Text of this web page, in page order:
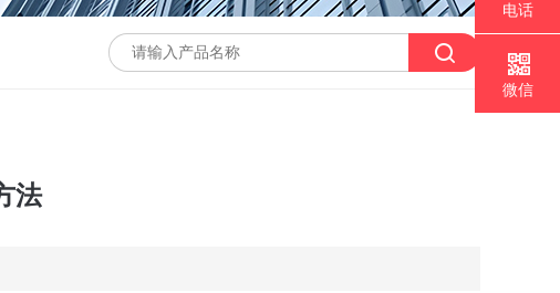
法
电话
微信